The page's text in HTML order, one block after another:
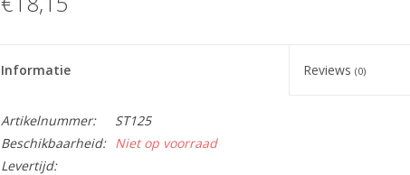
Informatie Reviews(0)
Artikelnummer:
ST125
Beschikbaarheid:
Niet op voorraad
Levertijd: